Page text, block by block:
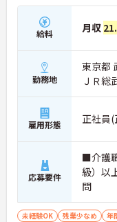
給料 月収
勤務地
東京都
ＪＲ総
雇用形態 正社員
応募要件
■介護
級）以
問
未経験OK 残業少なめ 年